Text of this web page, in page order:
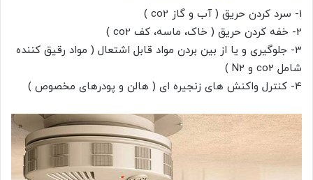
1- سرد کردن حریق ( آب و گاز co2 )
2- خفه کردن حریق ( خاک، ماسه، کف co2 )
3- جلوگیری و یا از بین بردن مواد قابل اشتعال ( مواد رقیق کننده
شامل co2 و N2 )
4- کنترل واکنش های زنجیره ای ( هالن و پودرهای مخصوص )